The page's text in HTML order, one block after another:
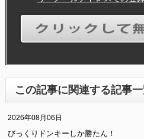
この記事に関連する記事
2026年08月06日
びっくりドンキーしか勝たん！